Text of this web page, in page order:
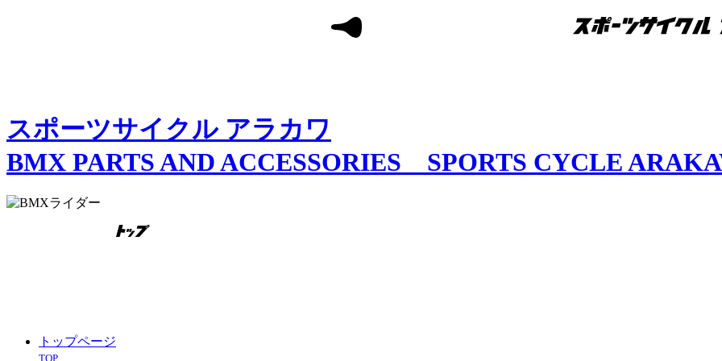
スポーツサイクル アラカワ
BMX PARTS AND ACCESSORIES SPORTS CYCLE
トップページ
TOP